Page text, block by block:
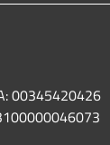
00345420426